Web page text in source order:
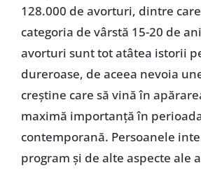
128.000 de avorturi, dintre
categoria de vârstă 15-20 de
avorturi sunt tot atâtea istorii
dureroase, de aceea nevoia
creştine care să vină în
maximă importanţă în
contemporană. Persoanele
program şi de alte aspecte ale